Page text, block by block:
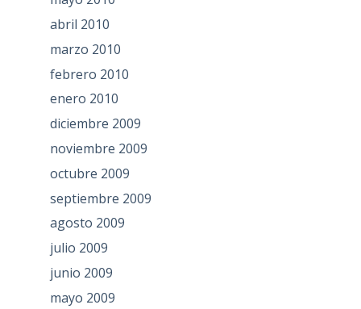
abril 2010
marzo 2010
febrero 2010
enero 2010
diciembre 2009
noviembre 2009
octubre 2009
septiembre 2009
agosto 2009
julio 2009
junio 2009
mayo 2009